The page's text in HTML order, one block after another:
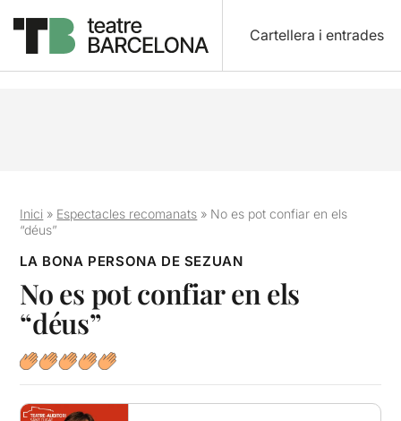
Cartellera i entrades
Inici » Espectacles recomanats » No es pot confiar en els
“déus”
LA BONA PERSONA DE SEZUAN
No es pot confiar en els
“déus”